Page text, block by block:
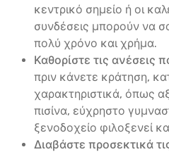
κεντρικό σημείο ή οι
συνδέσεις μπορούν να
πολύ χρόνο και χρήμα.
Καθορίστε τις ανέσεις
πριν κάνετε κράτηση,
χαρακτηριστικά, όπως
πισίνα, εύχρηστο
ξενοδοχείο φιλοξενεί
Διαβάστε προσεκτικά